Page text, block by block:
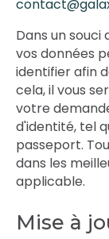
Dans un
vos données
identifier afin
cela, il vous
votre
d'identité, tel
passeport.
dans les
applicable.
Mise à